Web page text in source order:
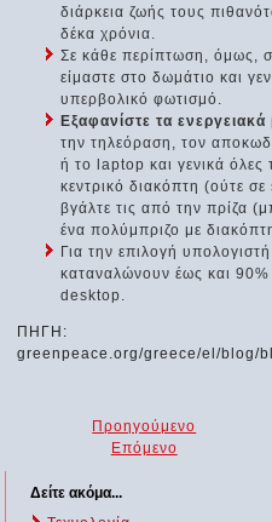
διάρκεια ζωής τους
δέκα χρόνια.
Σε κάθε περίπτωση, όμως,
είμαστε στο δωμάτιο και
υπερβολικό φωτισμό.
Εξαφανίστε τα ενεργειακά
την τηλεόραση, τον
ή το laptop και γενικά όλες
κεντρικό διακόπτη (ούτε
βγάλτε τις από την πρίζα
ένα πολύμπριζο με
Για την επιλογή
καταναλώνουν έως και 90%
desktop.
ΠΗΓΗ:
greenpeace.org/greece/el/blog/
Προηγούμενο
Επόμενο
Δείτε ακόμα...